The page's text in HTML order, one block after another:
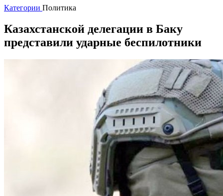
Категории Политика
Казахстанской делегации в Баку
представили ударные беспилотники